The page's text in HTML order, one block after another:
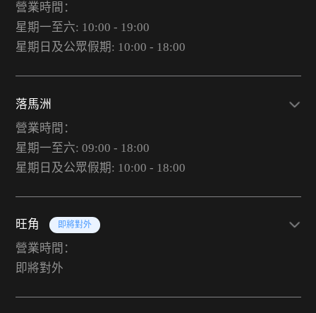
營業時間：
星期一至六: 10:00 - 19:00
星期日及公眾假期: 10:00 - 18:00
落馬洲
營業時間：
星期一至六: 09:00 - 18:00
星期日及公眾假期: 10:00 - 18:00
旺角 即將對外
營業時間：
即將對外